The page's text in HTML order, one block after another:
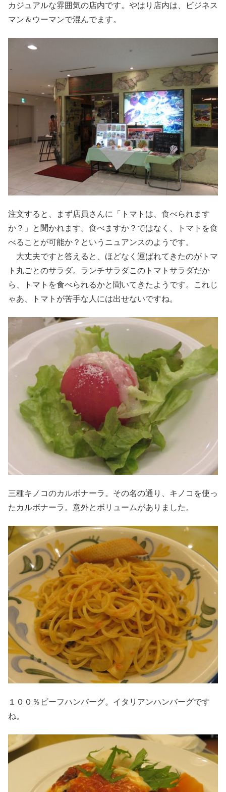
カジュアルな雰囲気の店内です。やはり店内は、ビジネス
マン＆ウーマンで混んでます。
注文すると、まず店員さんに「トマトは、食べられます
か？」と聞かれます。食べますか？ではなく、トマトを食
べることが可能か？というニュアンスのようです。
大丈夫ですと答えると、ほどなく運ばれてきたのがトマ
ト丸ごとのサラダ。ランチサラダこのトマトサラダだか
ら、トマトを食べられるかと聞いてきたようです。これじ
ゃあ、トマトが苦手な人には出せないですね。
三種キノコのカルボナーラ。その名の通り、キノコを使っ
たカルボナーラ。意外とボリュームがありました。
１００％ビーフハンバーグ。イタリアンハンバーグです
ね。